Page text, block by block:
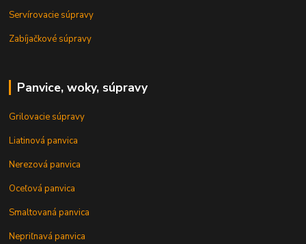
Servírovacie súpravy
Zabíjačkové súpravy
Panvice, woky, súpravy
Grilovacie súpravy
Liatinová panvica
Nerezová panvica
Oceľová panvica
Smaltovaná panvica
Nepriľnavá panvica